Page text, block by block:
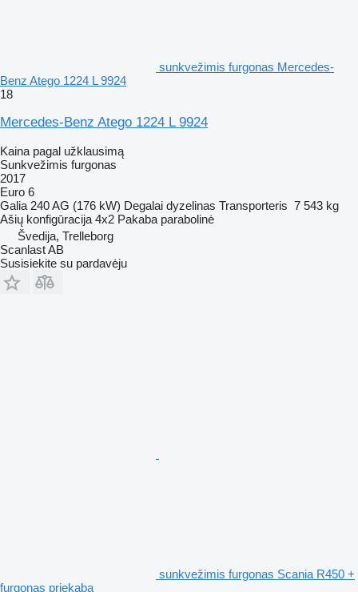
sunkvežimis furgonas Mercedes-
Benz Atego 1224 L 9924
18
Mercedes-Benz Atego 1224 L 9924
Kaina pagal užklausimą
Sunkvežimis furgonas
2017
Euro 6
Galia 240 AG (176 kW) Degalai dyzelinas Transporteris 7 543 kg
Ašių konfigūracija 4x2 Pakaba parabolinė
Švedija, Trelleborg
Scanlast AB
Susisiekite su pardavėju
sunkvežimis furgonas Scania R450 +
furgonas priekaba